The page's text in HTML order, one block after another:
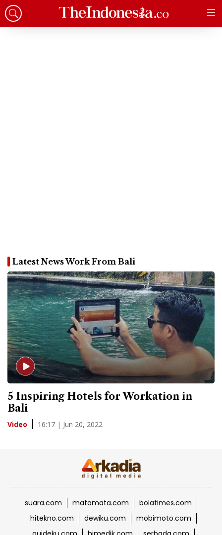
Latest News Work From Bali
5 Inspiring Hotels for Workation in
Bali
Video 16:17 | Jun 20, 2022
suara.com matamata.com
bolatimes.com
hitekno.com
dewiku.com
mobimoto.com